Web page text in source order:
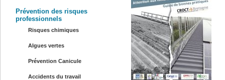
Prévention des risques
professionnels
Risques chimiques
Algues vertes
Prévention Canicule
Accidents du travail